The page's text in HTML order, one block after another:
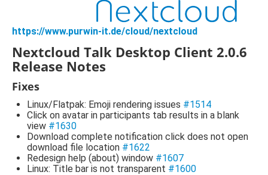
https://www.purwin-it.de/cloud/nextcloud
Nextcloud Talk Desktop Client 2.0.6
Release Notes
Fixes
Linux/Flatpak: Emoji rendering issues #1514
Click on avatar in participants tab results in a blank
view #1630
Download complete notification click does not open
download file location #1622
Redesign help (about) window #1607
Linux: Title bar is not transparent #1600